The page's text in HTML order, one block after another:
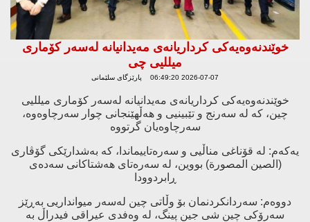
خوێندنەوەیەكی كرداریانەی مەیدانیانە لەسەر كۆماری
میللیی چی
2026-07-07 06:49:20 پارێزگای سلێمانی
خوێندنەوەیەكی كرداریانەی مەیدانیانە لەسەر كۆماری میللیی
چین، كە لە سەرنج و تێبینیی و هەڵهێنجانی چوار سەرچاوەوە،
سەرچاوەیان گرتووە
یەكەم: لە قۆناغی مناڵیی و سەرەتاییماندا، كە بەشدارێكی گۆڤاری
(الصین المصورة) بووین، لە سەرەتای هەشتاكانی سەدەی
ڕابردوودا
دووەم: سەردانكردنمان بۆ وڵاتی چین لەسەر میوانداریی بەڕێز
سەرۆكی چین شی جین پینگ، لە وەفدی عیراقی فیدراڵ بە